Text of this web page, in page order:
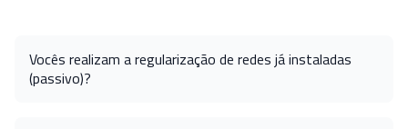
Vocês realizam a regularização de redes já instaladas
(passivo)?